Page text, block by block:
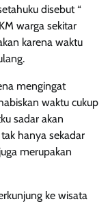
disebut “
warga sekitar
karena waktu
mengingat
waktu cukup
sadar akan
hanya sekadar
merupakan
ke wisata